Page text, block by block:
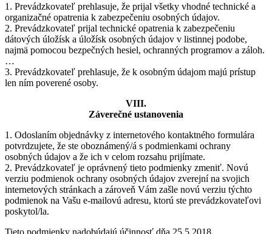
1. Prevádzkovateľ prehlasuje, že prijal všetky vhodné technické a
organizačné opatrenia k zabezpečeniu osobných údajov.
2. Prevádzkovateľ prijal technické opatrenia k zabezpečeniu
dátových úložísk a úložísk osobných údajov v listinnej podobe,
najmä pomocou bezpečných hesiel, ochranných programov a záloh.
…
3. Prevádzkovateľ prehlasuje, že k osobným údajom majú prístup
len ním poverené osoby.
VIII.
Záverečné ustanovenia
1. Odoslaním objednávky z internetového kontaktného formulára
potvrdzujete, že ste oboznámený/á s podmienkami ochrany
osobných údajov a že ich v celom rozsahu prijímate.
2. Prevádzkovateľ je oprávnený tieto podmienky zmeniť. Novú
verziu podmienok ochrany osobných údajov zverejní na svojich
internetových stránkach a zároveň Vám zašle novú verziu týchto
podmienok na Vašu e-mailovú adresu, ktorú ste prevádzkovateľovi
poskytol/la.
Tieto podmienky nadobúdajú účinnosť dňa 25.5.2018.